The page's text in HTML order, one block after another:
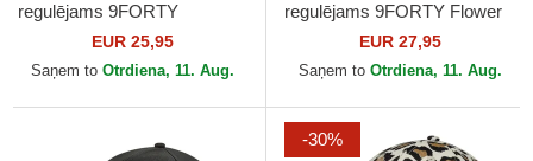
regulējams 9FORTY
Essential no New York
Yankees MLB no New Era
EUR 25,95
Saņem to Otrdiena, 11. Aug.
regulējams 9FORTY Flower
Icon no New York Yankees
MLB no New Era
EUR 27,95
Saņem to Otrdiena, 11. Aug.
-30%